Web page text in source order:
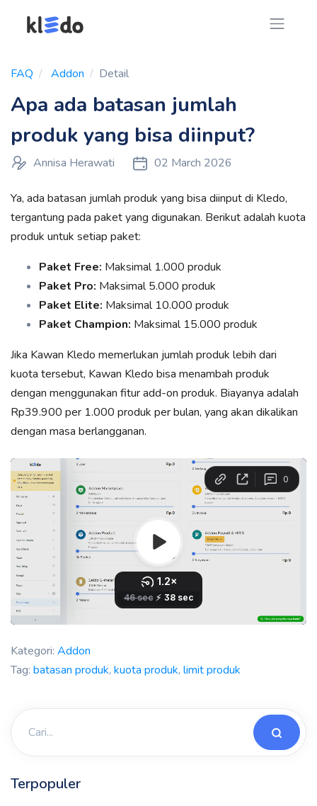
FAQ Addon Detail
Apa ada batasan jumlah
produk yang bisa diinput?
Annisa Herawati 02 March 2026
Ya, ada batasan jumlah produk yang bisa diinput di Kledo,
tergantung pada paket yang digunakan. Berikut adalah kuota
produk untuk setiap paket:
Paket Free: Maksimal 1.000 produk
Paket Pro: Maksimal 5.000 produk
Paket Elite: Maksimal 10.000 produk
Paket Champion: Maksimal 15.000 produk
Jika Kawan Kledo memerlukan jumlah produk lebih dari
kuota tersebut, Kawan Kledo bisa menambah produk
dengan menggunakan fitur add-on produk. Biayanya adalah
Rp39.900 per 1.000 produk per bulan, yang akan dikalikan
dengan masa berlangganan.
Kategori: Addon
Tag: batasan produk, kuota produk, limit produk
Terpopuler